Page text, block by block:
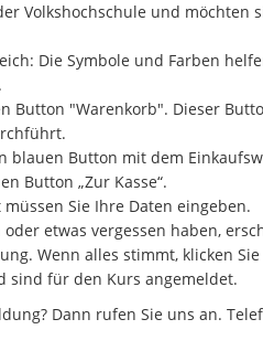
Volkshochschule und möchten
Die Symbole und Farben
Button "Warenkorb". Dieser
blauen Button mit dem
Button „Zur Kasse“.
Sie Ihre Daten eingeben.
etwas vergessen haben,
Wenn alles stimmt, klicken
sind für den Kurs angemeldet.
Dann rufen Sie uns an.